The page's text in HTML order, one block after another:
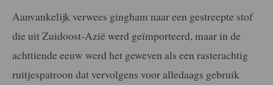
Aanvankelijk verwees gingham naar een gestreepte stof
die uit Zuidoost-Azië werd geïmporteerd, maar in de
achttiende eeuw werd het geweven als een rasterachtig
ruitjespatroon dat vervolgens voor alledaags gebruik